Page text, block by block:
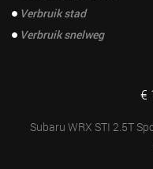
Verbruik stad
Verbruik snelweg
€
Subaru WRX STI 2.5T